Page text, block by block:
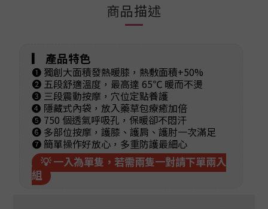
商品描述
▎ 產品特色
❶ 獨創大面積發熱暖膝，熱敷面積+50%
❷ 五段舒適溫度，最高達 65℃ 暖而不燙
❸ 三段震動按摩，穴位定點養護
❹ 隱藏式內袋，放入藥草包療癒加倍
❺ 750 個透氣呼吸孔，保暖卻不悶汗
❻ 多部位按摩，護膝、護肩、護肘一次滿足
❼ 簡單操作好放心，多重防護最細心
💡 一入為單隻，若需兩隻一對請下單兩入
組